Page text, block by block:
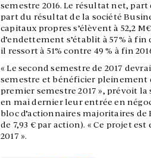
semestre 2016. Le résultat net,
part du résultat de la société
capitaux propres s’élèvent à 52,2
d’endettement s’établit à 57% à
il ressort à 51% contre 49 % à fin
« Le second semestre de 2017
semestre et bénéficier pleinement
premier semestre 2017 », prévoit
en mai dernier leur entrée en
bloc d’actionnaires majoritaires de
de 7,93 € par action). « Ce projet
2017 ».